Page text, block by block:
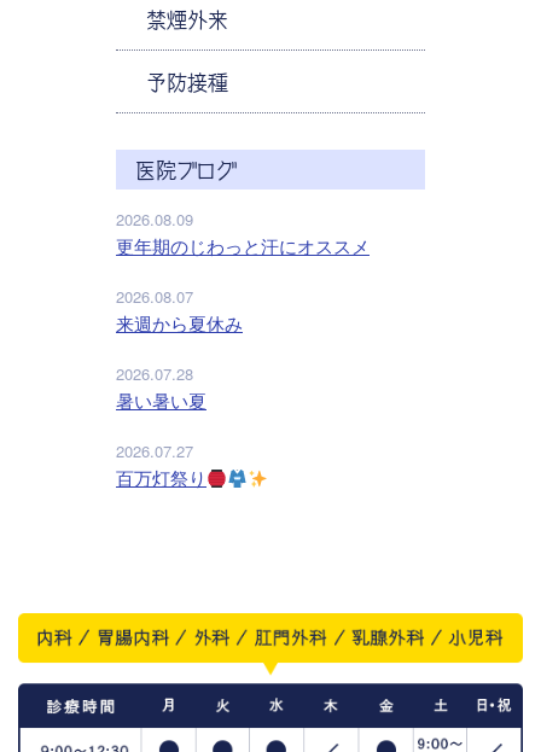
禁煙外来
予防接種
医院ブログ
2026.08.09
更年期のじわっと汗にオススメ
2026.08.07
来週から夏休み
2026.07.28
暑い暑い夏
2026.07.27
百万灯祭り